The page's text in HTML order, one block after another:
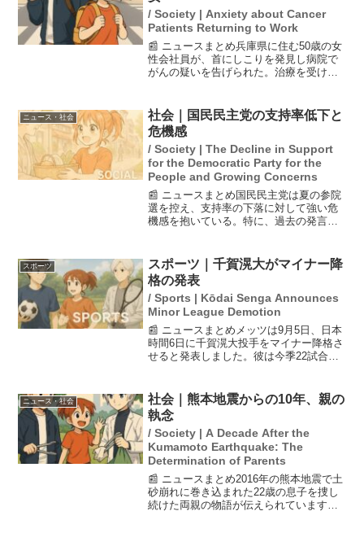
/ Society | Anxiety about Cancer
Patients Returning to Work
📰 ニュースまとめ兵庫県に住む50歳の女
性会社員が、首にしこりを発見し病院で
がんの疑いを告げられた。治療を受ける
働き続ける意欲を失ってしまった。治療
と仕事の両立に関する...
ニュース・社会
社会｜国民民主党の支持率低下と
危機感
/ Society | The Decline in Support
for the Democratic Party for the
People and Growing Concerns
📰 ニュースまとめ国民民主党は夏の参院
選を控え、支持率の下落に対して強い危
機感を抱いている。特に、過去の発言で
の候補者の落選や議員の不祥事が続いて
おり、党内からも不安...
スポーツ
スポーツ｜千賀滉大がマイナー降
格の発表
/ Sports | Kōdai Senga Announces
Minor League Demotion
📰 ニュースまとめメッツは9月5日、日本
時間6日に千賀滉大投手をマイナー降格さ
せると発表しました。彼は今季22試合に
なく、防御率も5.90と不調が続いていま
した...
ニュース・社会
社会｜熊本地震からの10年、親の
執念
/ Society | A Decade After the
Kumamoto Earthquake: The
Determination of Parents
📰 ニュースまとめ2016年の熊本地震で土
砂崩れに巻き込まれた22歳の息子を捜し
続けた両親の物語が伝えられています。